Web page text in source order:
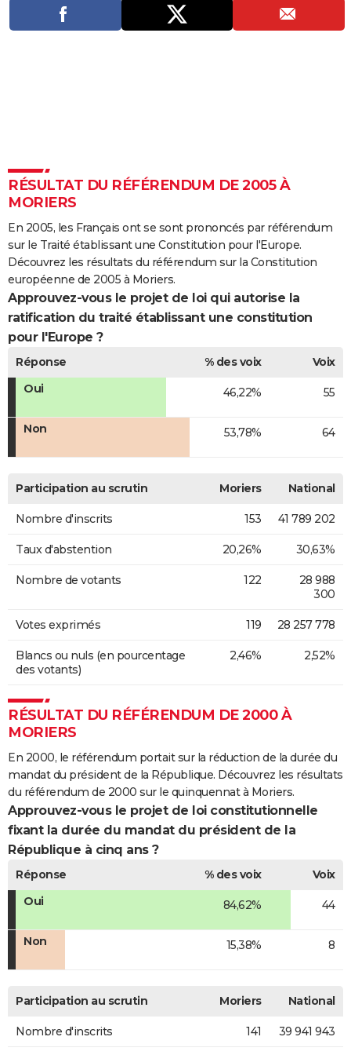
Destinations
Voyage nature
Voyage de noces
Dictionnaire
Biographies
Citations
Expressions
Proverbes
PROGRAMME TV
COPAINS D'AVANT
S'inscrire
Se connecter
Lycées
Collèges
Primaires
Universités
Entreprises
Service militaire
Avis de recherche
AVIS DE DÉCÈS
FORUM
Bricolage
Lifestyle
Culture
Sport
Auto
Television
Voyage
Cinema
RÉSULTAT DU RÉFÉRENDUM DE 2005 À
MORIERS
En 2005, les Français ont se sont prononcés par référendum
sur le Traité établissant une Constitution pour l'Europe.
Découvrez les résultats du référendum sur la Constitution
européenne de 2005 à Moriers.
Approuvez-vous le projet de loi qui autorise la
ratification du traité établissant une constitution
pour l'Europe ?
Réponse % des voix
Voix
Oui
46,22% 55
Non 53,78% 64
Participation au scrutin Moriers National
Nombre d'inscrits 153 41 789 202
Taux d'abstention 20,26% 30,63%
Nombre de votants 122
28 988
300
Votes exprimés 119 28 257 778
Blancs ou nuls (en pourcentage
des votants)
2,46% 2,52%
RÉSULTAT DU RÉFÉRENDUM DE 2000 À
MORIERS
En 2000, le référendum portait sur la réduction de la durée du
mandat du président de la République. Découvrez les résultats
du référendum de 2000 sur le quinquennat à Moriers.
Approuvez-vous le projet de loi constitutionnelle
fixant la durée du mandat du président de la
République à cinq ans ?
Réponse % des voix
Voix
Oui
84,62% 44
Non 15,38% 8
Participation au scrutin Moriers National
Nombre d'inscrits 141 39 941 943